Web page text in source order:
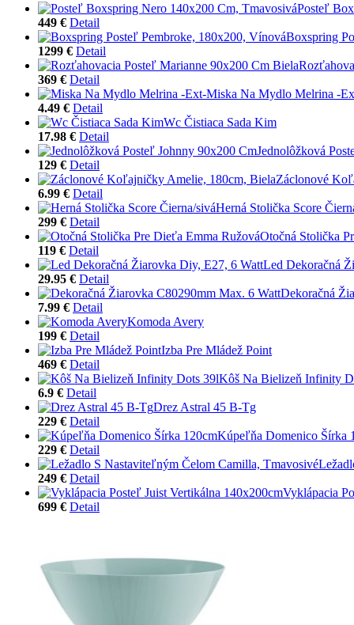
Posteľ
449 € Detail
Boxspring
1299 € Detail
369 € Detail
Miska Na Mydlo Melrina -
4.49 € Detail
Wc Čistiaca Sada Kim
17.98 € Detail
Jednolôžková
129 € Detail
Záclonové
6.99 € Detail
Herná Stolička Score
299 € Detail
Otočná Stolička
119 € Detail
Led Dekoračná
29.95 € Detail
Dekoračná
7.99 € Detail
Komoda Avery
199 € Detail
Izba Pre Mládež Point
469 € Detail
Kôš Na Bielizeň Infinity
6.9 € Detail
Drez Astral 45 B-Tg
229 € Detail
Kúpeľňa Domenico Šírka
229 € Detail
249 € Detail
Vyklápacia
699 € Detail